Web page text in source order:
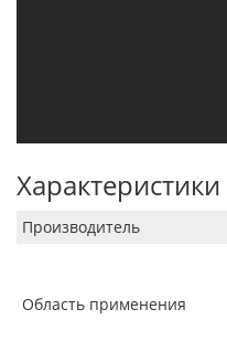
Характеристики
Производитель
Область применения